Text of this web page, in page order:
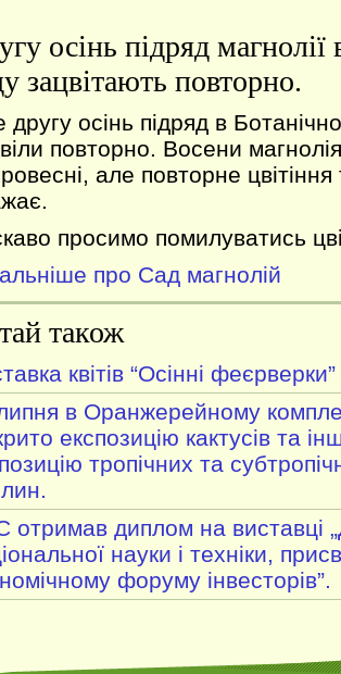
осінь підряд
зацвітають повторно.
другу осінь підряд в
повторно. Восени
але повторне
просимо помилуватись
про Сад магнолій
також
квітів “Осінні феєрверки”
в Оранжерейному
експозицію кактусів та
тропічних та
отримав диплом на виставці
науки і техніки,
форуму інвесторів”.